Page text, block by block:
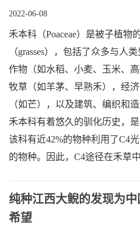
2022-06-08
禾本科（Poaceae）是被子植物
（grasses），包括了众多与人
作物（如水稻、小麦、玉米、
牧草（如羊茅、早熟禾），经
（如芒），以及建筑、编织和
禾本科有着悠久的驯化历史，
该科有近42%的物种利用了C4
的物种。因此，C4途径在禾草
纯种江西大鲵的发现为
希望